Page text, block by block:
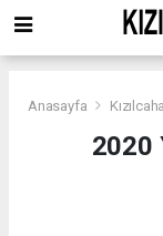
Anasayfa
2020